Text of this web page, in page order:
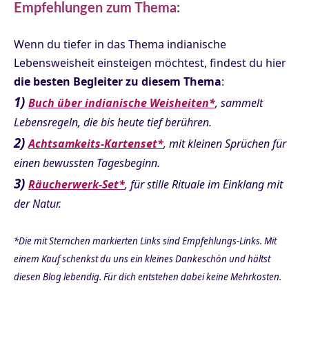
Empfehlungen zum Thema:
Wenn du tiefer in das Thema indianische
Lebensweisheit einsteigen möchtest, findest du hier
die besten Begleiter zu diesem Thema:
1) Buch über indianische Weisheiten*, sammelt
Lebensregeln, die bis heute tief berühren.
2)Achtsamkeits-Kartenset*, mit kleinen Sprüchen für
einen bewussten Tagesbeginn.
3) Räucherwerk-Set*, für stille Rituale im Einklang mit
der Natur.
*Die mit Sternchen markierten Links sind Empfehlungs-Links. Mit
einem Kauf schenkst du uns ein kleines Dankeschön und hältst
diesen Blog lebendig. Für dich entstehen dabei keine Mehrkosten.